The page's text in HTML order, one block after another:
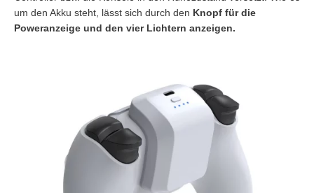
um den Akku steht, lässt sich durch den Knopf für die
Poweranzeige und den vier Lichtern anzeigen.